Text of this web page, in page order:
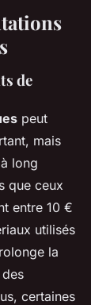
de
peut
mais
long
que ceux
entre 10 €
utilisés
la
certaines